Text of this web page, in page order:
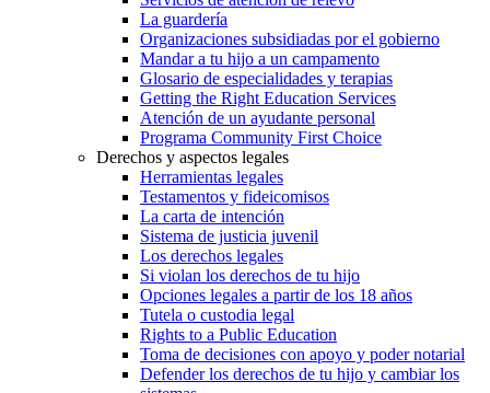
La guardería
Organizaciones subsidiadas por el gobierno
Mandar a tu hijo a un campamento
Glosario de especialidades y terapias
Getting the Right Education Services
Atención de un ayudante personal
Programa Community First Choice
Derechos y aspectos legales
Herramientas legales
Testamentos y fideicomisos
La carta de intención
Sistema de justicia juvenil
Los derechos legales
Si violan los derechos de tu hijo
Opciones legales a partir de los 18 años
Tutela o custodia legal
Rights to a Public Education
Toma de decisiones con apoyo y poder notarial
Defender los derechos de tu hijo y cambiar los